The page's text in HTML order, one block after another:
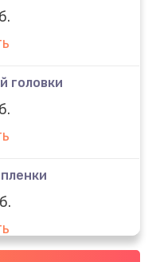
головки